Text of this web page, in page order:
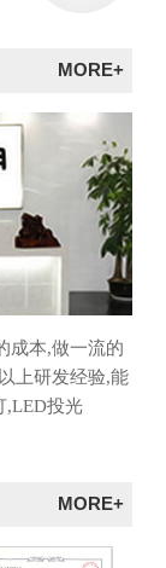
MORE+
成本,做一流的
上研发经验,能
,LED投光
MORE+